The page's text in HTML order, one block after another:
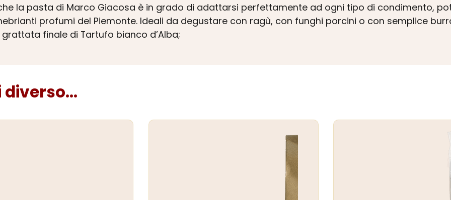
la pasta di Marco Giacosa è in grado di adattarsi perfettamente ad ogni tipo di condimento,
profumi del Piemonte. Ideali da degustare con ragù, con funghi porcini o con semplice
finale di Tartufo bianco d’Alba;